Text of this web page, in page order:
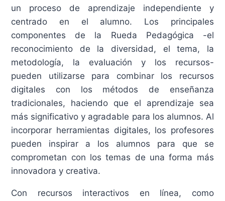
un proceso de aprendizaje independiente y
centrado en el alumno. Los principales
componentes de la Rueda Pedagógica -el
reconocimiento de la diversidad, el tema, la
metodología, la evaluación y los recursos-
pueden utilizarse para combinar los recursos
digitales con los métodos de enseñanza
tradicionales, haciendo que el aprendizaje sea
más significativo y agradable para los alumnos. Al
incorporar herramientas digitales, los profesores
pueden inspirar a los alumnos para que se
comprometan con los temas de una forma más
innovadora y creativa.
Con recursos interactivos en línea, como